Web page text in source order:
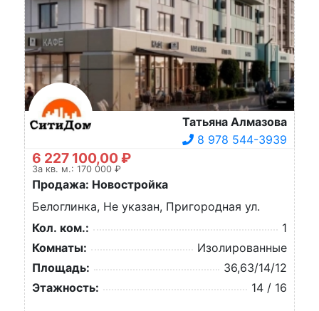
Татьяна Алмазова
8 978 544-3939
6 227 100,00 ₽
За кв. м.: 170 000 ₽
Продажа: Новостройка
Белоглинка, Не указан, Пригородная ул.
Кол. ком.:
1
Комнаты:
Изолированные
Площадь:
36,63/14/12
Этажность:
14 / 16